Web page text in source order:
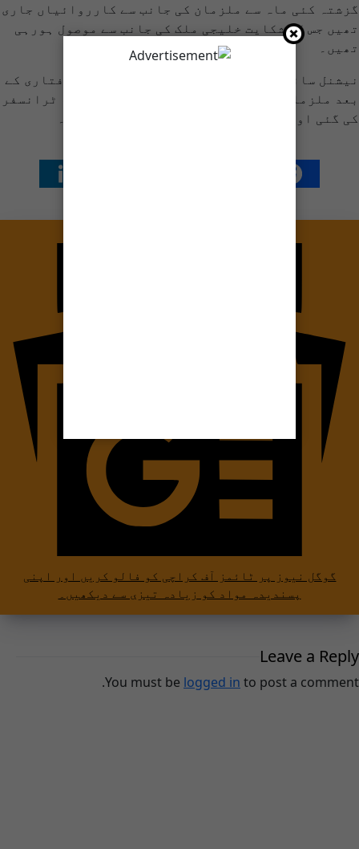
گزشتہ کئی ماہ سے ملزمان کی جانب سے کارروائیاں جاری
تھیں جس کی شکایت خلیجی ملک کی جانب سے موصول ہورہی
تھیں۔
نیشنل سائبر کرائم ایجنسی حکام کے مطابق گرفتاری کے
بعد ملزمان سے معلومات جاری ہیں کہ کتنی رقم ٹرانسفر
کی گئی اور کتنے لوگوں کا ڈیٹا چرایا گیا ہے۔
گوگل نیوز پر ٹائمز آف کراچی کو فالو کریں اور اپنی
پسندیدہ مواد کو زیادہ تیزی سے دیکھیں۔
Leave a Reply
You must be logged in to post a comment.